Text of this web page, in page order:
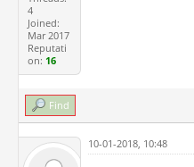
4
Joined:
Mar 2017
Reputati
on: 16
Find
10-01-2018, 10:48